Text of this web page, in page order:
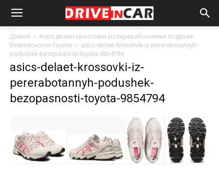
Домой
Asics делает кроссовки из переработанных подушек
безопасности Toyota
asics-delaet-krossovki-iz-pererabotannyh-
podushek-bezopasnosti-toyota-9854794
asics-delaet-krossovki-iz-
pererabotannyh-podushek-
bezopasnosti-toyota-9854794